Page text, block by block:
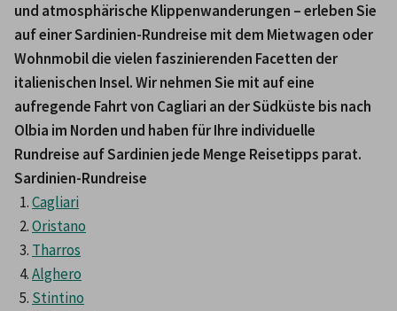
und atmosphärische Klippenwanderungen – erleben Sie
auf einer Sardinien-Rundreise mit dem Mietwagen oder
Wohnmobil die vielen faszinierenden Facetten der
italienischen Insel. Wir nehmen Sie mit auf eine
aufregende Fahrt von Cagliari an der Südküste bis nach
Olbia im Norden und haben für Ihre individuelle
Rundreise auf Sardinien jede Menge Reisetipps parat.
Sardinien-Rundreise
Cagliari
Oristano
Tharros
Alghero
Stintino